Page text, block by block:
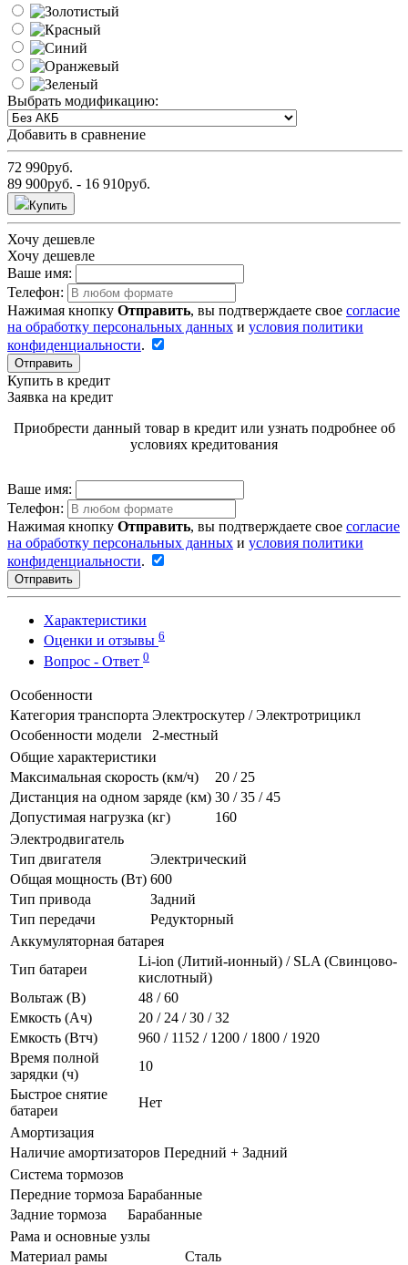
Выбрать модификацию:
Добавить в сравнение
72 990руб.
89 900руб. - 16 910руб.
Купить
Хочу дешевле
Хочу дешевле
Ваше имя:
Телефон:
Нажимая кнопку Отправить, вы подтверждаете свое согласие
на обработку персональных данных и условия политики
конфиденциальности.
Отправить
Купить в кредит
Заявка на кредит
Приобрести данный товар в кредит или узнать подробнее об
условиях кредитования
Ваше имя:
Телефон:
Нажимая кнопку Отправить, вы подтверждаете свое согласие
на обработку персональных данных и условия политики
конфиденциальности.
Отправить
Характеристики
Оценки и отзывы 6
Вопрос - Ответ 0
Особенности
Категория транспорта Электроскутер / Электротрицикл
Особенности модели
2-местный
Общие характеристики
Максимальная скорость (км/ч)
20 / 25
Дистанция на одном заряде (км) 30 / 35 / 45
Допустимая нагрузка (кг)
160
Электродвигатель
Тип двигателя
Электрический
Общая мощность (Вт) 600
Тип привода
Задний
Тип передачи
Редукторный
Аккумуляторная батарея
Тип батареи
Li-ion (Литий-ионный) / SLA (Свинцово-
кислотный)
Вольтаж (В)
48 / 60
Емкость (Ач)
20 / 24 / 30 / 32
Емкость (Втч)
960 / 1152 / 1200 / 1800 / 1920
Время полной
зарядки (ч)
10
Быстрое снятие
батареи
Нет
Амортизация
Наличие амортизаторов Передний + Задний
Система тормозов
Передние тормоза Барабанные
Задние тормоза
Барабанные
Рама и основные узлы
Материал рамы
Сталь